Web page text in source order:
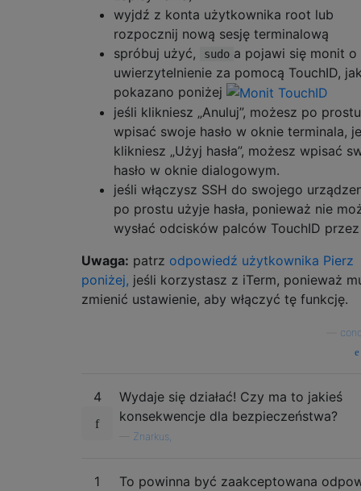
wyjdź z konta użytkownika root lub
rozpocznij nową sesję terminalową
spróbuj użyć,
sudo a pojawi się monit o
uwierzytelnienie za pomocą TouchID,
pokazano poniżej
jeśli klikniesz „Anuluj”, możesz po prostu
wpisać swoje hasło w oknie terminala,
klikniesz „Użyj hasła”, możesz wpisać
hasło w oknie dialogowym.
jeśli włączysz SSH do swojego
po prostu użyje hasła, ponieważ nie
wysłać odcisków palców TouchID przez
Uwaga: patrz odpowiedź użytkownika Pierz
poniżej, jeśli korzystasz z iTerm, ponieważ
zmienić ustawienie, aby włączyć tę funkcję.
4
Wydaje się działać! Czy ma to jakieś
konsekwencje dla bezpieczeństwa?
Znarkus,
1 To powinna być zaakceptowana